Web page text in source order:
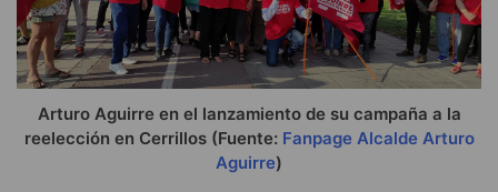
Arturo Aguirre en el lanzamiento de su campaña a la
reelección en Cerrillos (Fuente: Fanpage Alcalde Arturo
Aguirre)